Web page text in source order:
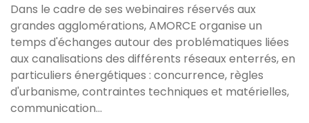
Dans le cadre de ses webinaires réservés aux
grandes agglomérations, AMORCE organise un
temps d'échanges autour des problématiques liées
aux canalisations des différents réseaux enterrés, en
particuliers énergétiques : concurrence, règles
d'urbanisme, contraintes techniques et matérielles,
communication...